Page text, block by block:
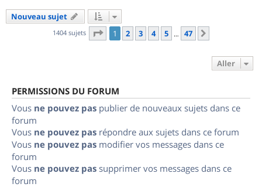
Nouveau sujet
1404 sujets Page 1sur
1 2 3 4 5 … 47
Aller
PERMISSIONS DU FORUM
Vous ne pouvez pas publier de nouveaux sujets dans ce
forum
Vous ne pouvez pas répondre aux sujets dans ce forum
Vous ne pouvez pas modifier vos messages dans ce
forum
Vous ne pouvez pas supprimer vos messages dans ce
forum